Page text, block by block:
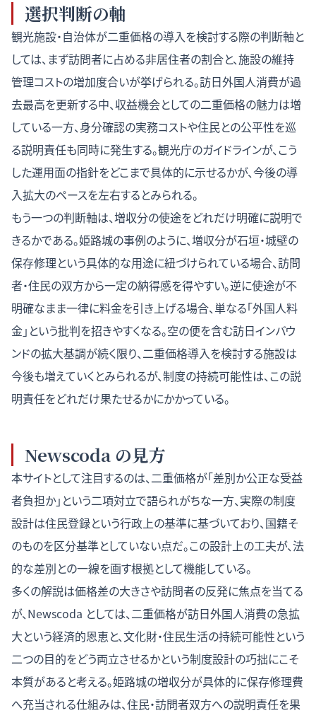
選択判断の軸
観光施設・自治体が二重価格の導入を検討する際の判断軸と
しては、まず訪問者に占める非居住者の割合と、施設の維持
管理コストの増加度合いが挙げられる。訪日外国人消費が過
去最高を更新する中、収益機会としての二重価格の魅力は増
している一方、身分確認の実務コストや住民との公平性を巡
る説明責任も同時に発生する。観光庁のガイドラインが、こう
した運用面の指針をどこまで具体的に示せるかが、今後の導
入拡大のペースを左右するとみられる。
もう一つの判断軸は、増収分の使途をどれだけ明確に説明で
きるかである。姫路城の事例のように、増収分が石垣・城壁の
保存修理という具体的な用途に紐づけられている場合、訪問
者・住民の双方から一定の納得感を得やすい。逆に使途が不
明確なまま一律に料金を引き上げる場合、単なる「外国人料
金」という批判を招きやすくなる。空の便を含む訪日インバウ
ンドの拡大基調が続く限り、二重価格導入を検討する施設は
今後も増えていくとみられるが、制度の持続可能性は、この説
明責任をどれだけ果たせるかにかかっている。
Newscoda の見方
本サイトとして注目するのは、二重価格が「差別か公正な受益
者負担か」という二項対立で語られがちな一方、実際の制度
設計は住民登録という行政上の基準に基づいており、国籍そ
のものを区分基準としていない点だ。この設計上の工夫が、法
的な差別との一線を画す根拠として機能している。
多くの解説は価格差の大きさや訪問者の反発に焦点を当てる
が、Newscoda としては、二重価格が訪日外国人消費の急拡
大という経済的恩恵と、文化財・住民生活の持続可能性という
二つの目的をどう両立させるかという制度設計の巧拙にこそ
本質があると考える。姫路城の増収分が具体的に保存修理費
へ充当される仕組みは、住民・訪問者双方への説明責任を果